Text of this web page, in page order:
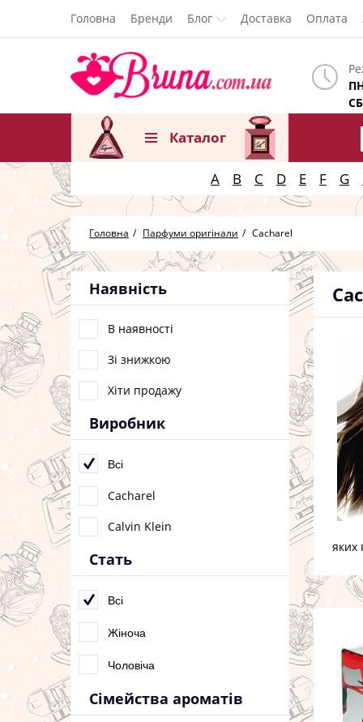
Головна Бренди Блог Доставка Оплата
Каталог
A B C D E F G
Головна Парфуми оригінали Cacharel
Наявність
В наявності
Зі знижкою
Хіти продажу
Виробник
Всі
Cacharel
Calvin Klein
Стать
Всі
Жіноча
Чоловіча
Сімейства ароматів
яких